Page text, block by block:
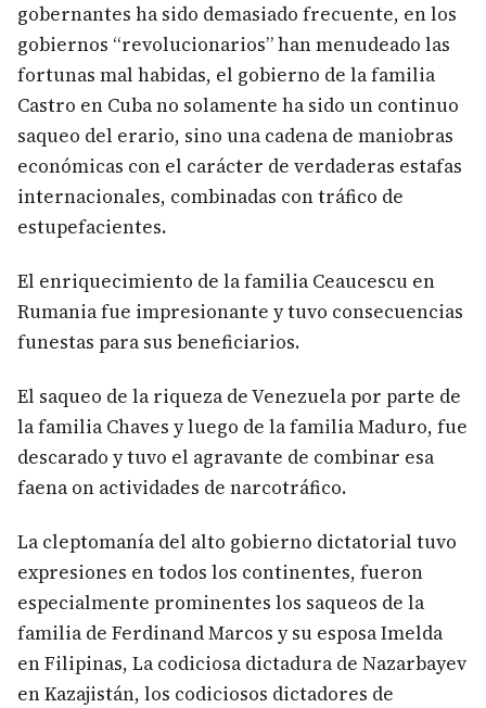
gobernantes ha sido demasiado frecuente, en los
gobiernos “revolucionarios” han menudeado las
fortunas mal habidas, el gobierno de la familia
Castro en Cuba no solamente ha sido un continuo
saqueo del erario, sino una cadena de maniobras
económicas con el carácter de verdaderas estafas
internacionales, combinadas con tráfico de
estupefacientes.
El enriquecimiento de la familia Ceaucescu en
Rumania fue impresionante y tuvo consecuencias
funestas para sus beneficiarios.
El saqueo de la riqueza de Venezuela por parte de
la familia Chaves y luego de la familia Maduro, fue
descarado y tuvo el agravante de combinar esa
faena on actividades de narcotráfico.
La cleptomanía del alto gobierno dictatorial tuvo
expresiones en todos los continentes, fueron
especialmente prominentes los saqueos de la
familia de Ferdinand Marcos y su esposa Imelda
en Filipinas, La codiciosa dictadura de Nazarbayev
en Kazajistán, los codiciosos dictadores de